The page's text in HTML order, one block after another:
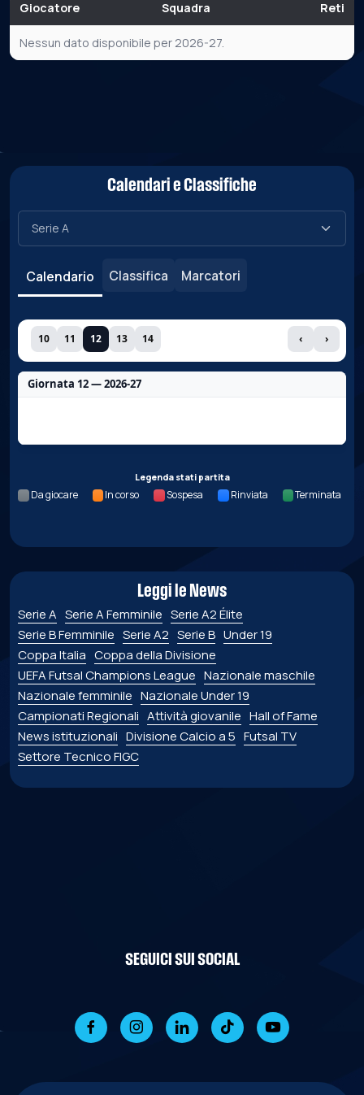
Giocatore Squadra Reti
Nessun dato disponibile per 2026-27.
Calendari e Classifiche
Calendario Classifica Marcatori
10 11 12 13 14 ‹ ›
Giornata 12 — 2026-27
Legenda stati partita
Da giocare In corso Sospesa Rinviata Terminata
Leggi le News
Serie A Serie A Femminile Serie A2 Élite
Serie B Femminile Serie A2 Serie B Under 19
Coppa Italia Coppa della Divisione
UEFA Futsal Champions League Nazionale maschile
Nazionale femminile Nazionale Under 19
Campionati Regionali Attività giovanile Hall of Fame
News istituzionali Divisione Calcio a 5 Futsal TV
Settore Tecnico FIGC
SEGUICI SUI SOCIAL